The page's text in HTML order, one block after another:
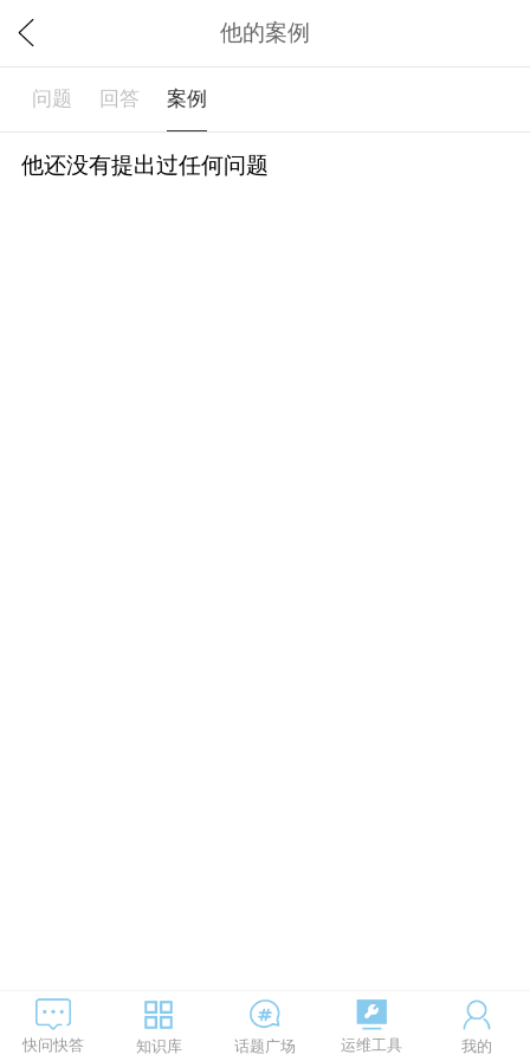
他的案例
快问快答 知识库 话题广场 运维工具 我的
问题 回答 案例
他还没有提出过任何问题